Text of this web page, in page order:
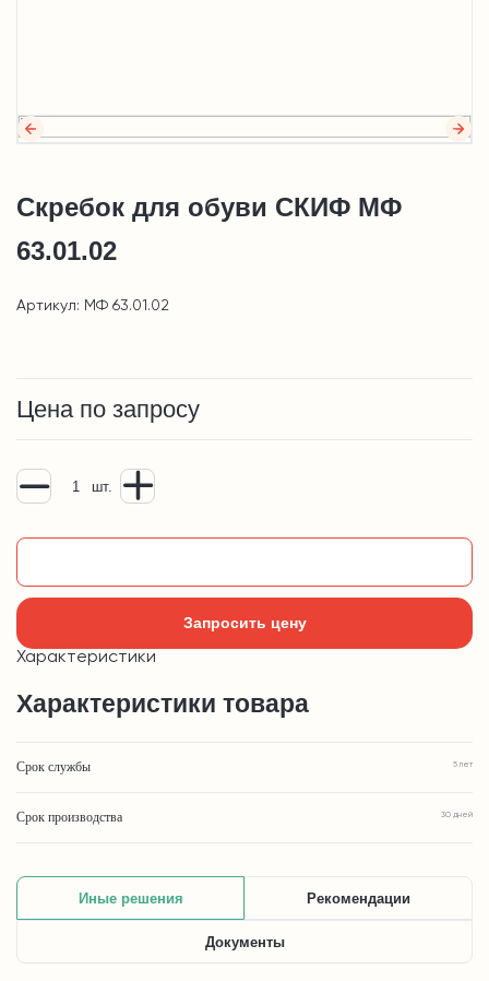
Скребок для обуви СКИФ МФ
63.01.02
Артикул: МФ 63.01.02
Цена по запросу
шт.
Запросить цену
Характеристики
Характеристики товара
Срок службы 5 лет
Срок производства 30 дней
Иные решения Рекомендации
Документы